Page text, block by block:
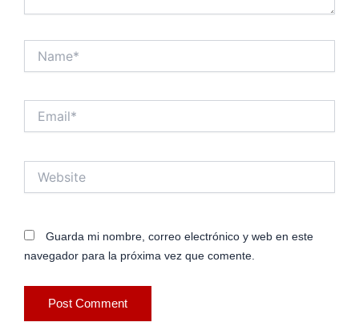
Guarda mi nombre, correo electrónico y web en este
navegador para la próxima vez que comente.